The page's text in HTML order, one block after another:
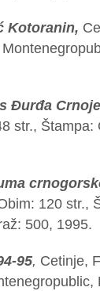
Kotoranin,
Đurđa
str., Štampa:
120 str.,
500, 1995.
95, Cetinje,